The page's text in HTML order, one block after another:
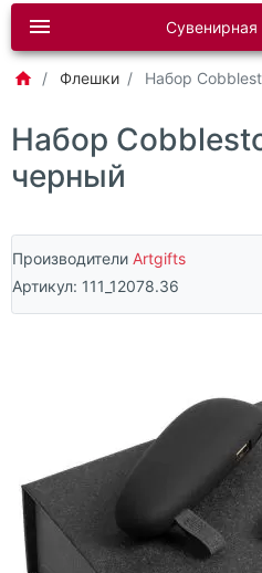
Сувенирная
Флешки Набор
Набор
черный
Производители Artgifts
Артикул: 111_12078.36